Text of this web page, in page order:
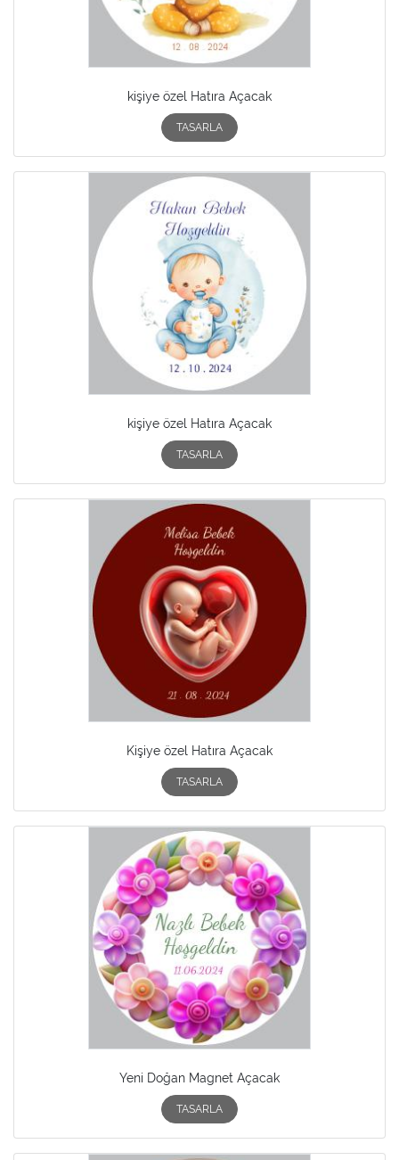
kişiye özel Hatıra Açacak
TASARLA
kişiye özel Hatıra Açacak
TASARLA
Kişiye özel Hatıra Açacak
TASARLA
Yeni Doğan Magnet Açacak
TASARLA